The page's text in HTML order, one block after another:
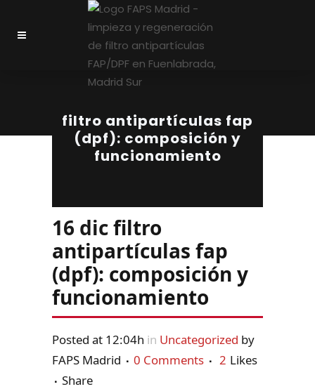
filtro antipartículas fap
(dpf): composición y
funcionamiento
16 dicfiltro
antipartículas fap
(dpf): composición y
funcionamiento
Posted at 12:04h in Uncategorized by
FAPS Madrid
0 Comments 2 Likes
Share